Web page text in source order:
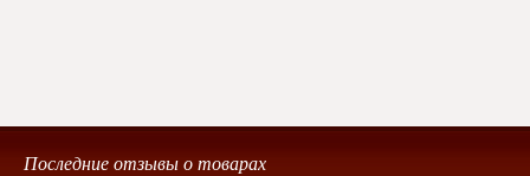
Последние отзывы о товарах